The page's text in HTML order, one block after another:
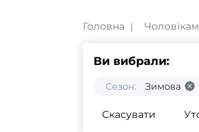
Головна Чоловікам
Ви вибрали:
Сезон: Зимова
Скасувати